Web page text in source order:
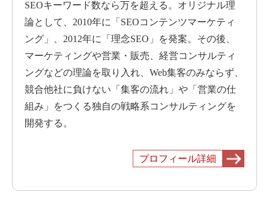
SEOキーワード数なら万を超える。オリジナル理
論として、2010年に「SEOコンテンツマーケティ
ング」、2012年に「理念SEO」を発案。その後、
マーケティングや営業・販売、経営コンサルティ
ングなどの理論を取り入れ、Web集客のみならず、
競合他社に負けない「集客の流れ」や「営業の仕
組み」をつくる独自の戦略系コンサルティングを
開発する。
プロフィール詳細